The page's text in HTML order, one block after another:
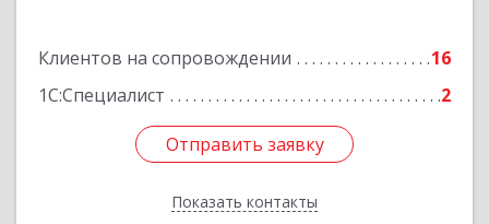
Клиентов на сопровождении
16
1С:Специалист
2
Отправить заявку
Показать контакты
Подробнее
Отправить заявку
Назад